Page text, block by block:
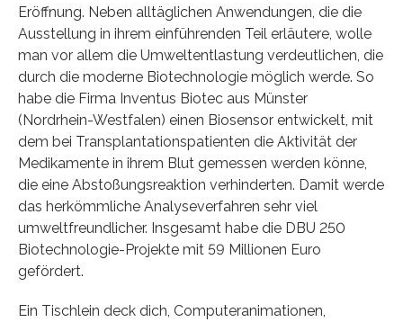
Eröffnung. Neben alltäglichen Anwendungen, die die
Ausstellung in ihrem einführenden Teil erläutere, wolle
man vor allem die Umweltentlastung verdeutlichen, die
durch die moderne Biotechnologie möglich werde. So
habe die Firma Inventus Biotec aus Münster
(Nordrhein-Westfalen) einen Biosensor entwickelt, mit
dem bei Transplantationspatienten die Aktivität der
Medikamente in ihrem Blut gemessen werden könne,
die eine Abstoßungsreaktion verhinderten. Damit werde
das herkömmliche Analyseverfahren sehr viel
umweltfreundlicher. Insgesamt habe die DBU 250
Biotechnologie-Projekte mit 59 Millionen Euro
gefördert.
Ein Tischlein deck dich, Computeranimationen,